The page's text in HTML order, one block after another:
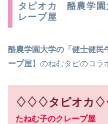
タピオカ 酪農学園
レープ屋
酪農学園大学の「健士健民
ープ屋】のねむタピのコラ
♢♢♢タピオカ
たねむ子のクレープ屋